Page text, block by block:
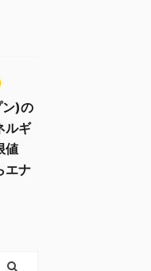
ン)の
ルギ
値
エナ